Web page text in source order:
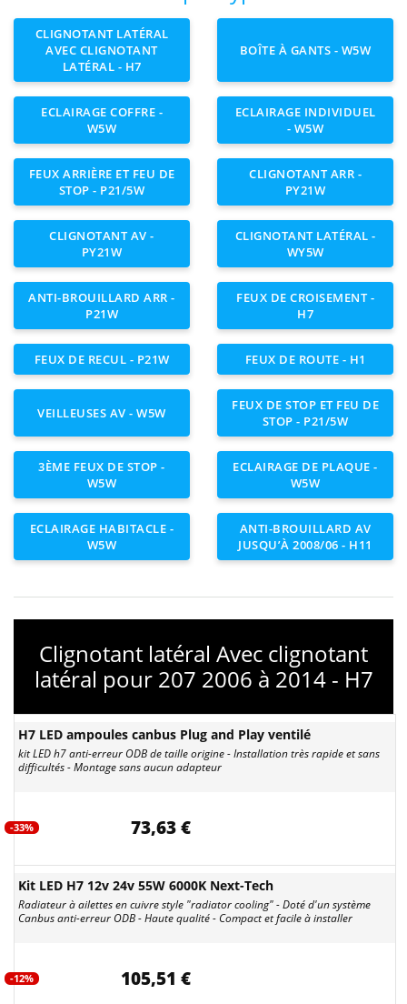
CLIGNOTANT LATÉRAL
AVEC CLIGNOTANT
LATÉRAL - H7
BOÎTE À GANTS - W5W
ECLAIRAGE COFFRE -
W5W
ECLAIRAGE INDIVIDUEL
- W5W
FEUX ARRIÈRE ET FEU DE
STOP - P21/5W
CLIGNOTANT ARR -
PY21W
CLIGNOTANT AV -
PY21W
CLIGNOTANT LATÉRAL -
WY5W
ANTI-BROUILLARD ARR -
P21W
FEUX DE CROISEMENT -
H7
FEUX DE RECUL - P21W FEUX DE ROUTE - H1
VEILLEUSES AV - W5W
FEUX DE STOP ET FEU DE
STOP - P21/5W
3ÈME FEUX DE STOP -
W5W
ECLAIRAGE DE PLAQUE -
W5W
ECLAIRAGE HABITACLE -
W5W
ANTI-BROUILLARD AV
JUSQU’À 2008/06 - H11
Clignotant latéral Avec clignotant
latéral pour 207 2006 à 2014 - H7
H7 LED ampoules canbus Plug and Play ventilé
kit LED h7 anti-erreur ODB de taille origine - Installation très rapide et sans
difficultés - Montage sans aucun adapteur
-33% 73,63 €
Kit LED H7 12v 24v 55W 6000K Next-Tech
Radiateur à ailettes en cuivre style "radiator cooling" - Doté d'un système
Canbus anti-erreur ODB - Haute qualité - Compact et facile à installer
-12% 105,51 €